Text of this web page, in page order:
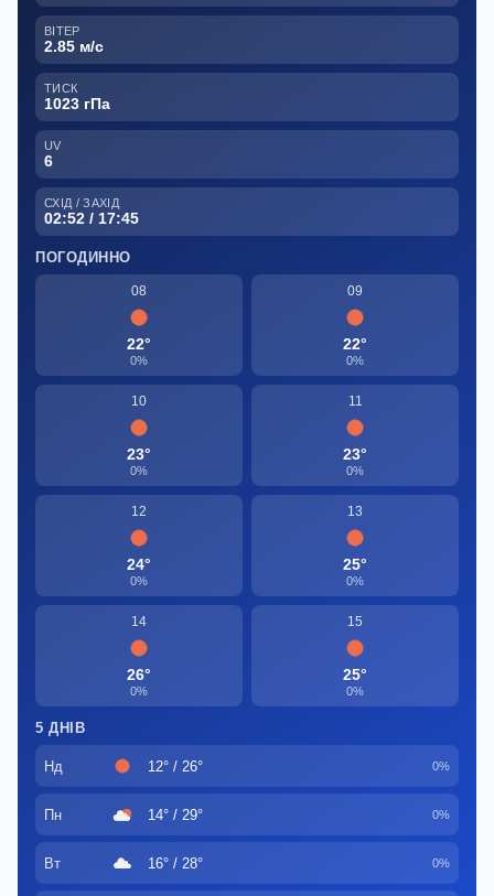
ВІТЕР
2.85 м/с
ТИСК
1023 гПа
UV
6
СХІД / ЗАХІД
02:52 / 17:45
ПОГОДИННО
08
22°
0%
09
22°
0%
10
23°
0%
11
23°
0%
12
24°
0%
13
25°
0%
14
26°
0%
15
25°
0%
5 ДНІВ
Нд 12° / 26° 0%
Пн 14° / 29° 0%
Вт 16° / 28° 0%